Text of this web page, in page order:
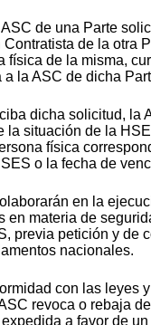
de una Parte
Contratista de la otra
física de la misma,
a la ASC de dicha
dicha solicitud, la
la situación de la
física
o la fecha de
en la
en materia de
previa petición y de
nacionales.
con las leyes
revoca o rebaja
a favor de